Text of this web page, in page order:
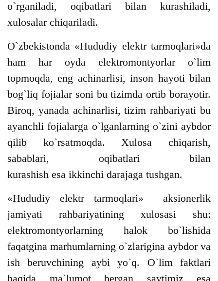
o`rganiladi, oqibatlari bilan kurashiladi,
xulosalar chiqariladi.
O`zbekistonda «Hududiy elektr tarmoqlari»da
ham har oyda elektromontyorlar o`lim
topmoqda, eng achinarlisi, inson hayoti bilan
bog`liq fojialar soni bu tizimda ortib borayotir.
Biroq, yanada achinarlisi, tizim rahbariyati bu
ayanchli fojialarga o`lganlarning o`zini aybdor
qilib ko`rsatmoqda. Xulosa chiqarish,
sabablari, oqibatlari bilan
kurashish esa ikkinchi darajaga tushgan.
«Hududiy elektr tarmoqlari» aksionerlik
jamiyati rahbariyatining xulosasi shu:
elektromontyorlarning halok bo`lishida
faqatgina marhumlarning o`zlarigina aybdor va
ish beruvchining aybi yo`q. O`lim faktlari
haqida ma`lumot bergan saytimiz esa